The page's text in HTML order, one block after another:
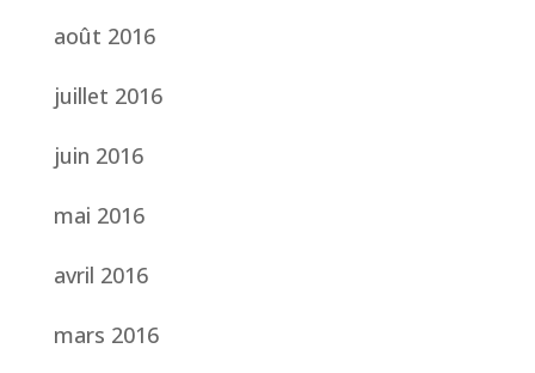
août 2016
juillet 2016
juin 2016
mai 2016
avril 2016
mars 2016